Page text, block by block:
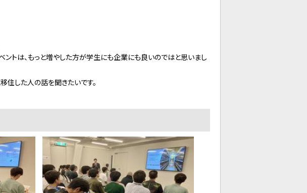
トは、もっと増やした方が学生にも企業にも良いのではと思いまし
住した人の話を聞きたいです。